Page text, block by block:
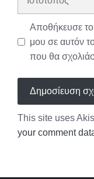
Αποθήκευσε το
μου σε αυτόν
που θα
This site uses
your comment